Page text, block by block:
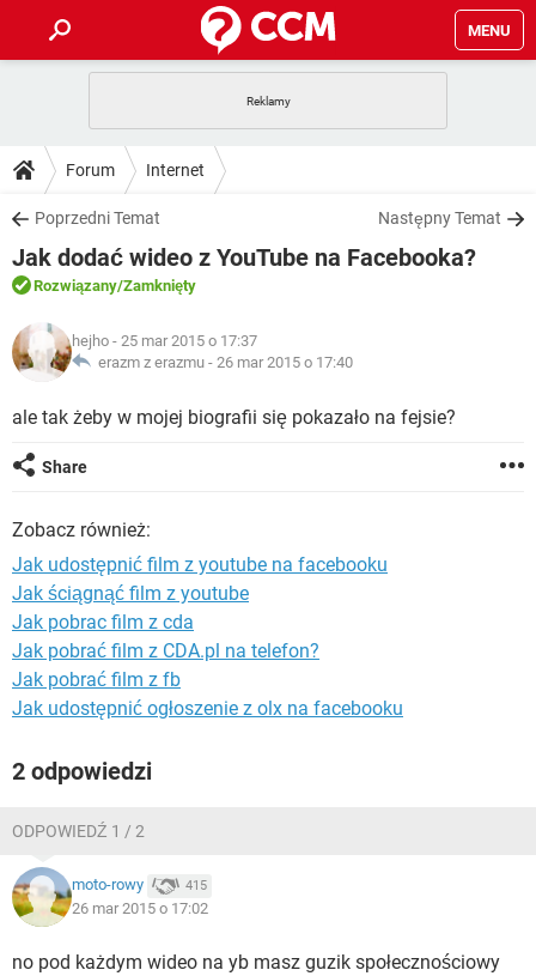
MENU
GRY
SPOTIFY
INSTAGRAM FACEBOOK
WINDOWS 10
PORADY
PlayStation
SPOTIFY
INSTAGRAM
WINDOWS 10
DO POBRANIA
ANDROID TIKTOK
GRY
IOS
INSTAGRAM
WINDOWS 10
FORUM
COVID-19
GRY WHATSAPP
ARTYKUŁY
COVID-19
GRY WHATSAPP
SPOTIFY
Forum Internet
Poprzedni Temat Następny Temat
Jak dodać wideo z YouTube na Facebooka?
Rozwiązany/Zamknięty
hejho - 25 mar 2015 o 17:37
erazm z erazmu - 26 mar 2015 o 17:40
ale tak żeby w mojej biografii się pokazało na fejsie?
Share
Zobacz również:
Jak udostępnić film z youtube na facebooku
Jak ściągnąć film z youtube
Jak pobrac film z cda
Jak pobrać film z CDA.pl na telefon?
Jak pobrać film z fb
Jak udostępnić ogłoszenie z olx na facebooku
2 odpowiedzi
ODPOWIEDŹ 1 / 2
moto-rowy 415
26 mar 2015 o 17:02
no pod każdym wideo na yb masz guzik społecznościowy